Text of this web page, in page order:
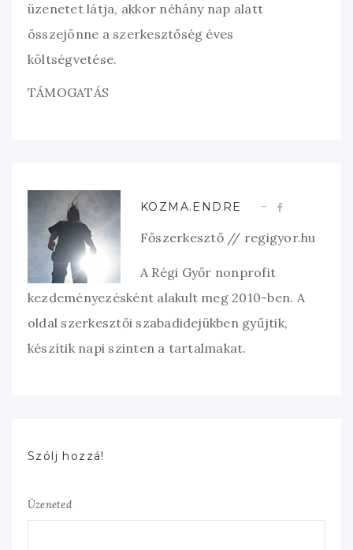
üzenetet látja, akkor néhány nap alatt
összejönne a szerkesztőség éves
költségvetése.
TÁMOGATÁS
KOZMA.ENDRE
Főszerkesztő // regigyor.hu
A Régi Győr nonprofit
kezdeményezésként alakult meg 2010-ben. A
oldal szerkesztői szabadidejükben gyűjtik,
készítik napi szinten a tartalmakat.
Szólj hozzá!
Üzeneted